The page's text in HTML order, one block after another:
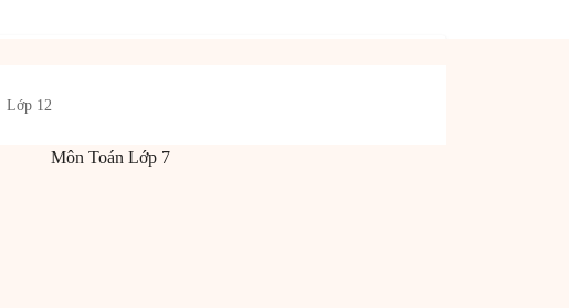
Lớp 12
Môn Toán Lớp 7